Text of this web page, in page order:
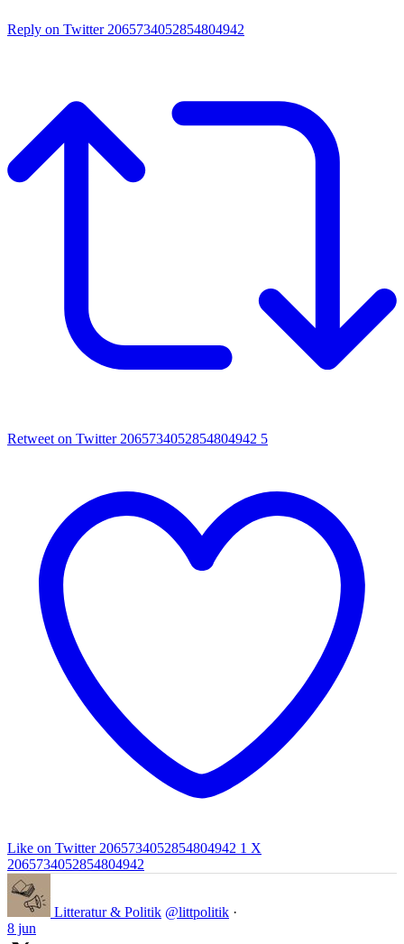
Reply on Twitter 2065734052854804942
Retweet on Twitter 2065734052854804942 5
Like on Twitter 2065734052854804942 1 X
2065734052854804942
Litteratur & Politik @littpolitik ·
8 jun